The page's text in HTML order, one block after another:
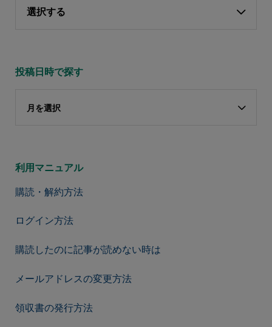
選択する
投稿日時で探す
月を選択
利用マニュアル
購読・解約方法
ログイン方法
購読したのに記事が読めない時は
メールアドレスの変更方法
領収書の発行方法